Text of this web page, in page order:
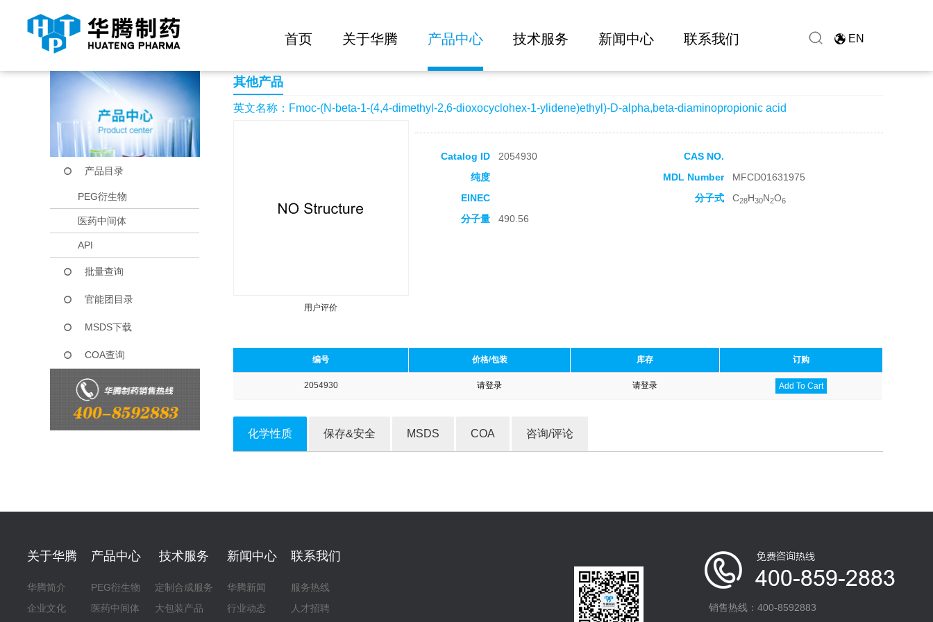
首页 关于华腾 产品中心 技术服务 新闻中心 联系我们 EN
当前位置： 首页 产品中心 Fmoc-(N-beta-1-(4,4-dimethyl-2,6-dioxocyclohex-1-ylidene)ethyl)-D-alpha,beta-diaminopropionic acid
产品目录
PEG衍生物
医药中间体
API
批量查询
官能团目录
MSDS下载
COA查询
其他产品
英文名称：Fmoc-(N-beta-1-(4,4-dimethyl-2,6-dioxocyclohex-1-ylidene)ethyl)-D-alpha,beta-diaminopropionic acid
用户评价
Catalog ID 2054930
CAS NO.
纯度
MDL Number
MFCD01631975
EINEC
分子式 C28H30N2O6
分子量 490.56
编号 价格/包装 库存 订购
2054930 请登录 请登录 Add To Cart
化学性质 保存&安全 MSDS COA 咨询/评论
关于华腾
华腾简介
企业文化
产品中心
PEG衍生物
医药中间体
技术服务
定制合成服务
大包装产品
新闻中心
华腾新闻
行业动态
联系我们
服务热线
人才招聘
销售热线：400-8592883